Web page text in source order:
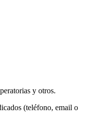
y otros.
(teléfono, email o